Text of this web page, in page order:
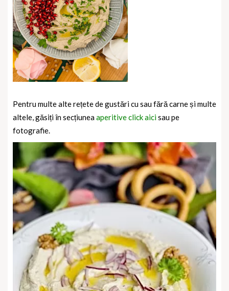
Pentru multe alte rețete de gustări cu sau fără carne și multe
altele, găsiți în secțiuneaaperitive click aicisau pe
fotografie.